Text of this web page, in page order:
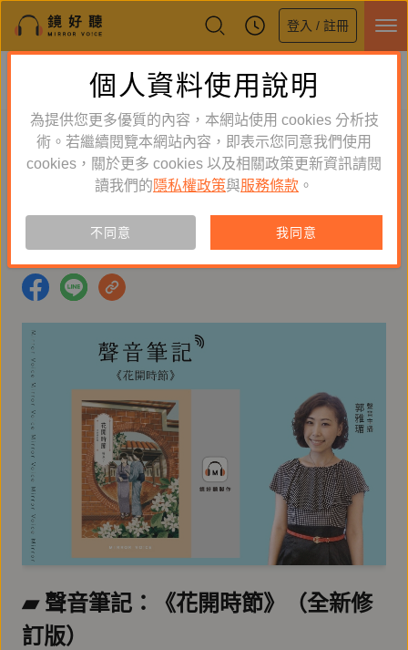
登入 / 註冊
鏡好聽全新APP上線
體驗全面升級，即刻下載
聲音筆記：《花開時節》
2026-04-08 12:00:00
#有聲書 #楊双子 #鏡好聽製作 #春山出版
#臺灣漫遊錄
#花開時節 #郭雅瑂
▰ 聲音筆記：《花開時節》（全新修
訂版）
個人資料使用說明
為提供您更多優質的內容，本網站使用 cookies 分析技
術。若繼續閱覽本網站內容，即表示您同意我們使用
cookies，關於更多 cookies 以及相關政策更新資訊請閱
讀我們的 隱私權政策與服務條款 。
不同意 我同意